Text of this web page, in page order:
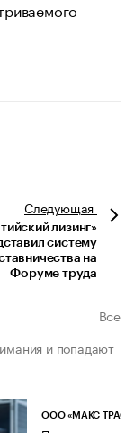
Следующая
лизинг»
систему
на
Форуме труда
Все
и попадают
ООО «МАКС ТРАСТ»